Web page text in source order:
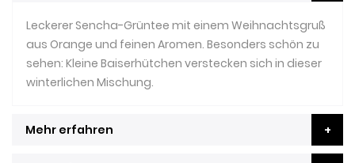
Leckerer Sencha-Grüntee mit einem Weihnachtsgruß
aus Orange und feinen Aromen. Besonders schön zu
sehen: Kleine Baiserhütchen verstecken sich in dieser
winterlichen Mischung.
Mehr erfahren